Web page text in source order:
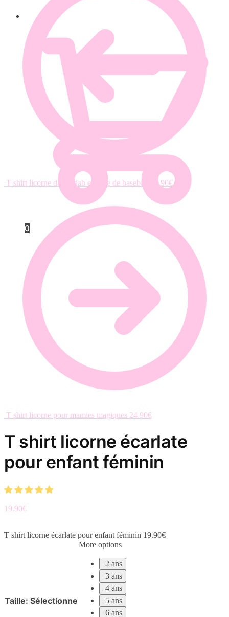
0.00
0
T shirt licorne danse dab et batte de baseball 24.90€
T shirt licorne pour mamies magiques 24.90€
T shirt licorne écarlate
pour enfant féminin
19.90€
T shirt licorne écarlate pour enfant féminin 19.90€
Taille: Sélectionne
More options
2 ans
3 ans
4 ans
5 ans
6 ans